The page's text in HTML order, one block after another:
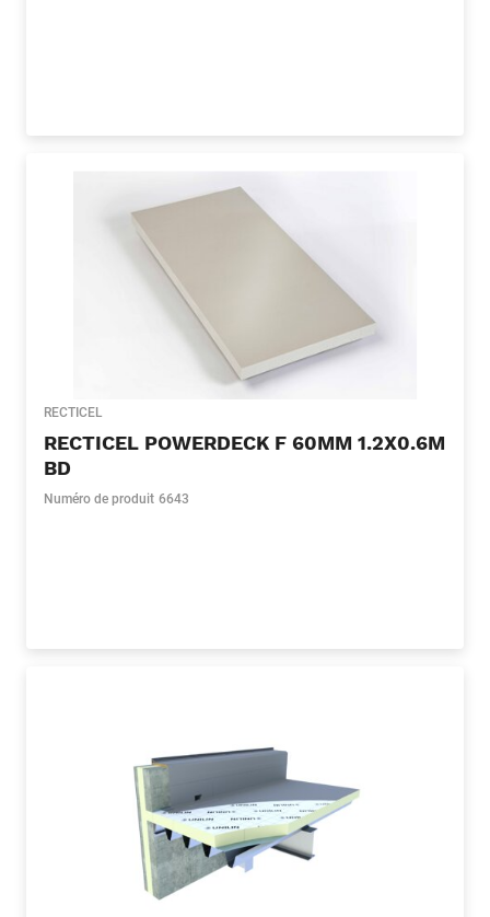
RECTICEL
RECTICEL POWERDECK F 60MM 1.2X0.6M
BD
Numéro de produit 6643